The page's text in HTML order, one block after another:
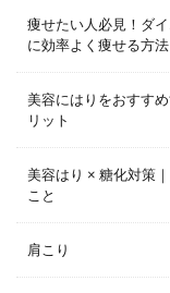
痩せたい人必見！ダ
に効率よく痩せる方法
美容にはりをおすす
リット
美容はり × 糖化対策
こと
肩こり